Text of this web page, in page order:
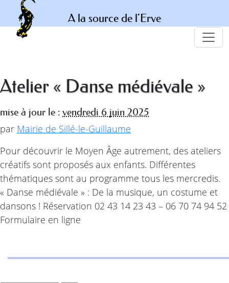
A la source de l'Erve
Atelier « Danse médiévale »
mise à jour le : vendredi 6 juin 2025
par Mairie de Sillé-le-Guillaume
Pour découvrir le Moyen Âge autrement, des ateliers
créatifs sont proposés aux enfants. Différentes
thématiques sont au programme tous les mercredis.
« Danse médiévale » : De la musique, un costume et
dansons ! Réservation 02 43 14 23 43 – 06 70 74 94 52
Formulaire en ligne